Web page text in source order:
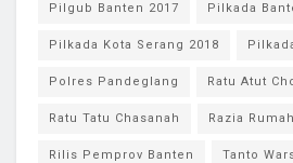
Pilgub Banten 2017 Pilkada
Pilkada Kota Serang 2018
Polres Pandeglang Ratu Atut
Ratu Tatu Chasanah Razia
Rilis Pemprov Banten Tanto